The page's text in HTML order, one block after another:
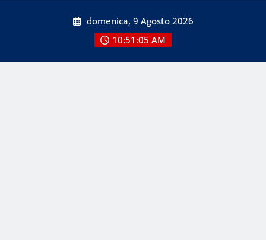
domenica, 9 Agosto 2026
10:51:05 AM